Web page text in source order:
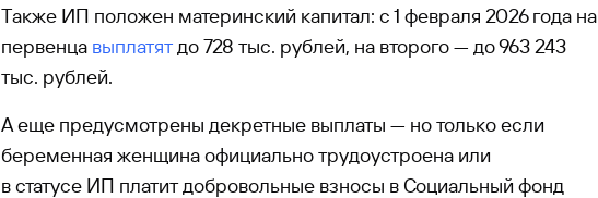
Также ИП положен материнский капитал: с 1 февраля 2026 года на
первенца выплатят до 728 тыс. рублей, на второго — до 963 243
тыс. рублей.
А еще предусмотрены декретные выплаты — но только если
беременная женщина официально трудоустроена или
в статусе ИП платит добровольные взносы в Социальный фонд